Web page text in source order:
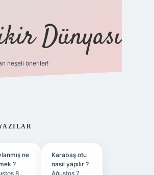
Dünyası
neşeli öneriler!
ne
?
8,
Karabaş otu
nasıl yapılır ?
Ağustos 7,